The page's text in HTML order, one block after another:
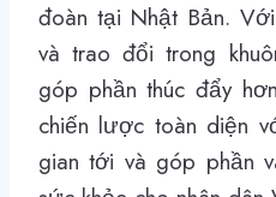
đoàn tại Nhật Bản.
và trao đổi trong
góp phần thúc đẩy
chiến lược toàn diện
gian tới và góp phần